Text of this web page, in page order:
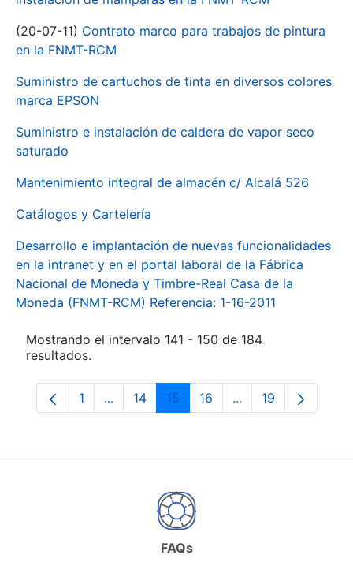
(20-07-11) Contrato marco para trabajos de pintura
en la FNMT-RCM
Suministro de cartuchos de tinta en diversos colores
marca EPSON
Suministro e instalación de caldera de vapor seco
saturado
Mantenimiento integral de almacén c/ Alcalá 526
Catálogos y Cartelería
Desarrollo e implantación de nuevas funcionalidades
en la intranet y en el portal laboral de la Fábrica
Nacional de Moneda y Timbre-Real Casa de la
Moneda (FNMT-RCM) Referencia: 1-16-2011
Mostrando el intervalo 141 - 150 de 184
resultados.
Página
1 ...Páginas intermedias Use TAB para
Página
14 Página
15 Página
16 ...PáginasPágina
19
FAQs